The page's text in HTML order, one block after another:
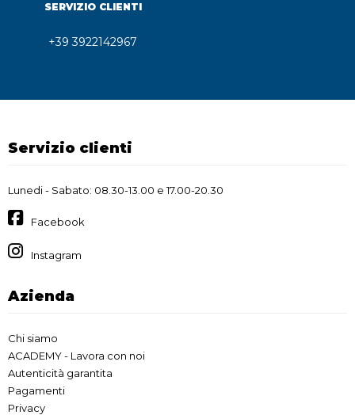
SERVIZIO CLIENTI
+39 3922142967
Servizio clienti
Lunedi - Sabato: 08.30-13.00 e 17.00-20.30
Facebook
Instagram
Azienda
Chi siamo
ACADEMY - Lavora con noi
Autenticità garantita
Pagamenti
Privacy